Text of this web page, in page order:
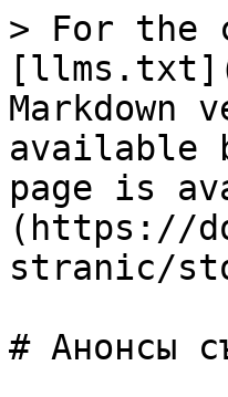
> For the
Markdown
available
page is
(https://
stranic/
# Анонсы